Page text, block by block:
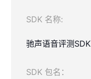
SDK 名称:
驰声语音评测SDK
SDK 包名：